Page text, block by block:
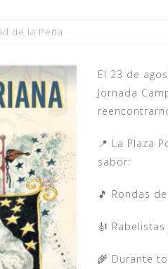
de la Peña
El 23 de
Jornada
📍 La Plaza
sabor:
🎵 Rondas
🎻
🌾 Durante